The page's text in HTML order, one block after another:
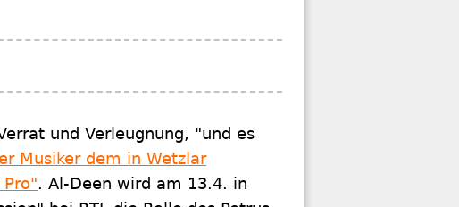
und Verleugnung, "und es
Musiker dem in Wetzlar
. Al-Deen wird am 13.4. in